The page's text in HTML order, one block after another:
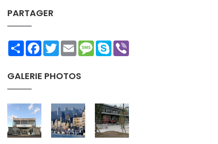
PARTAGER
ShareFacebookTwitterEmailMessage
Skype
GALERIE PHOTOS